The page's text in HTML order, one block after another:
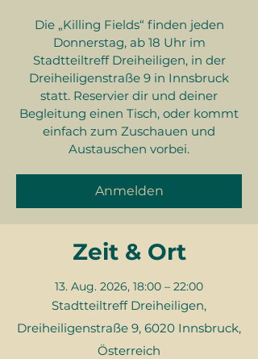
Die „Killing Fields“ finden jeden
Donnerstag, ab 18 Uhr im
Stadtteiltreff Dreiheiligen, in der
Dreiheiligenstraße 9 in Innsbruck
statt. Reservier dir und deiner
Begleitung einen Tisch, oder kommt
einfach zum Zuschauen und
Austauschen vorbei.
Anmelden
Zeit & Ort
13. Aug. 2026, 18:00 – 22:00
Stadtteiltreff Dreiheiligen,
Dreiheiligenstraße 9, 6020 Innsbruck,
Österreich